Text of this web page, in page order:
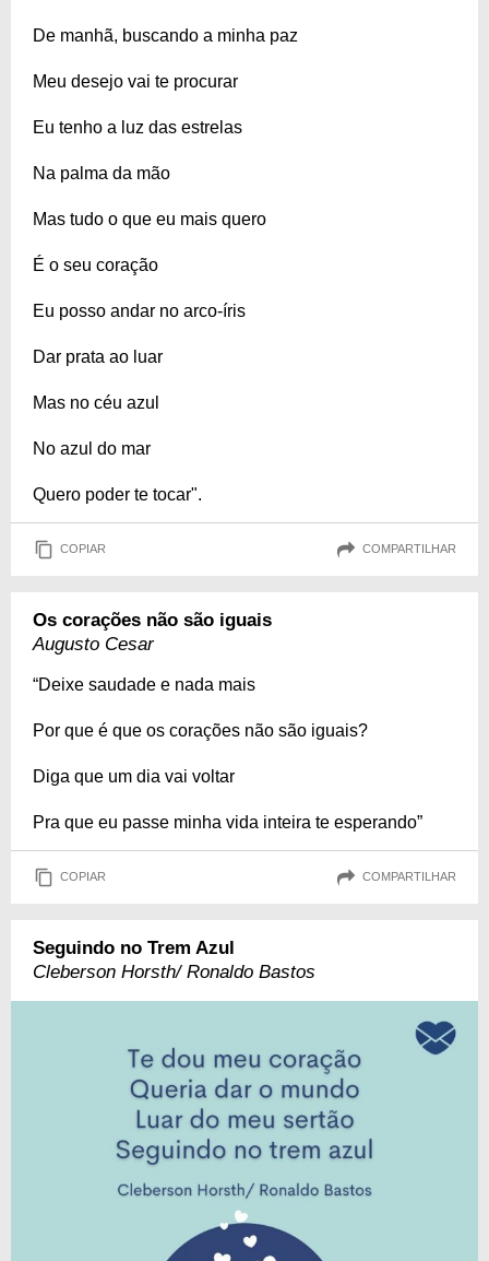
De manhã, buscando a minha paz
Meu desejo vai te procurar
Eu tenho a luz das estrelas
Na palma da mão
Mas tudo o que eu mais quero
É o seu coração
Eu posso andar no arco-íris
Dar prata ao luar
Mas no céu azul
No azul do mar
Quero poder te tocar".
COPIAR COMPARTILHAR
Os corações não são iguais
Augusto Cesar
“Deixe saudade e nada mais
Por que é que os corações não são iguais?
Diga que um dia vai voltar
Pra que eu passe minha vida inteira te esperando”
COPIAR COMPARTILHAR
Seguindo no Trem Azul
Cleberson Horsth/ Ronaldo Bastos